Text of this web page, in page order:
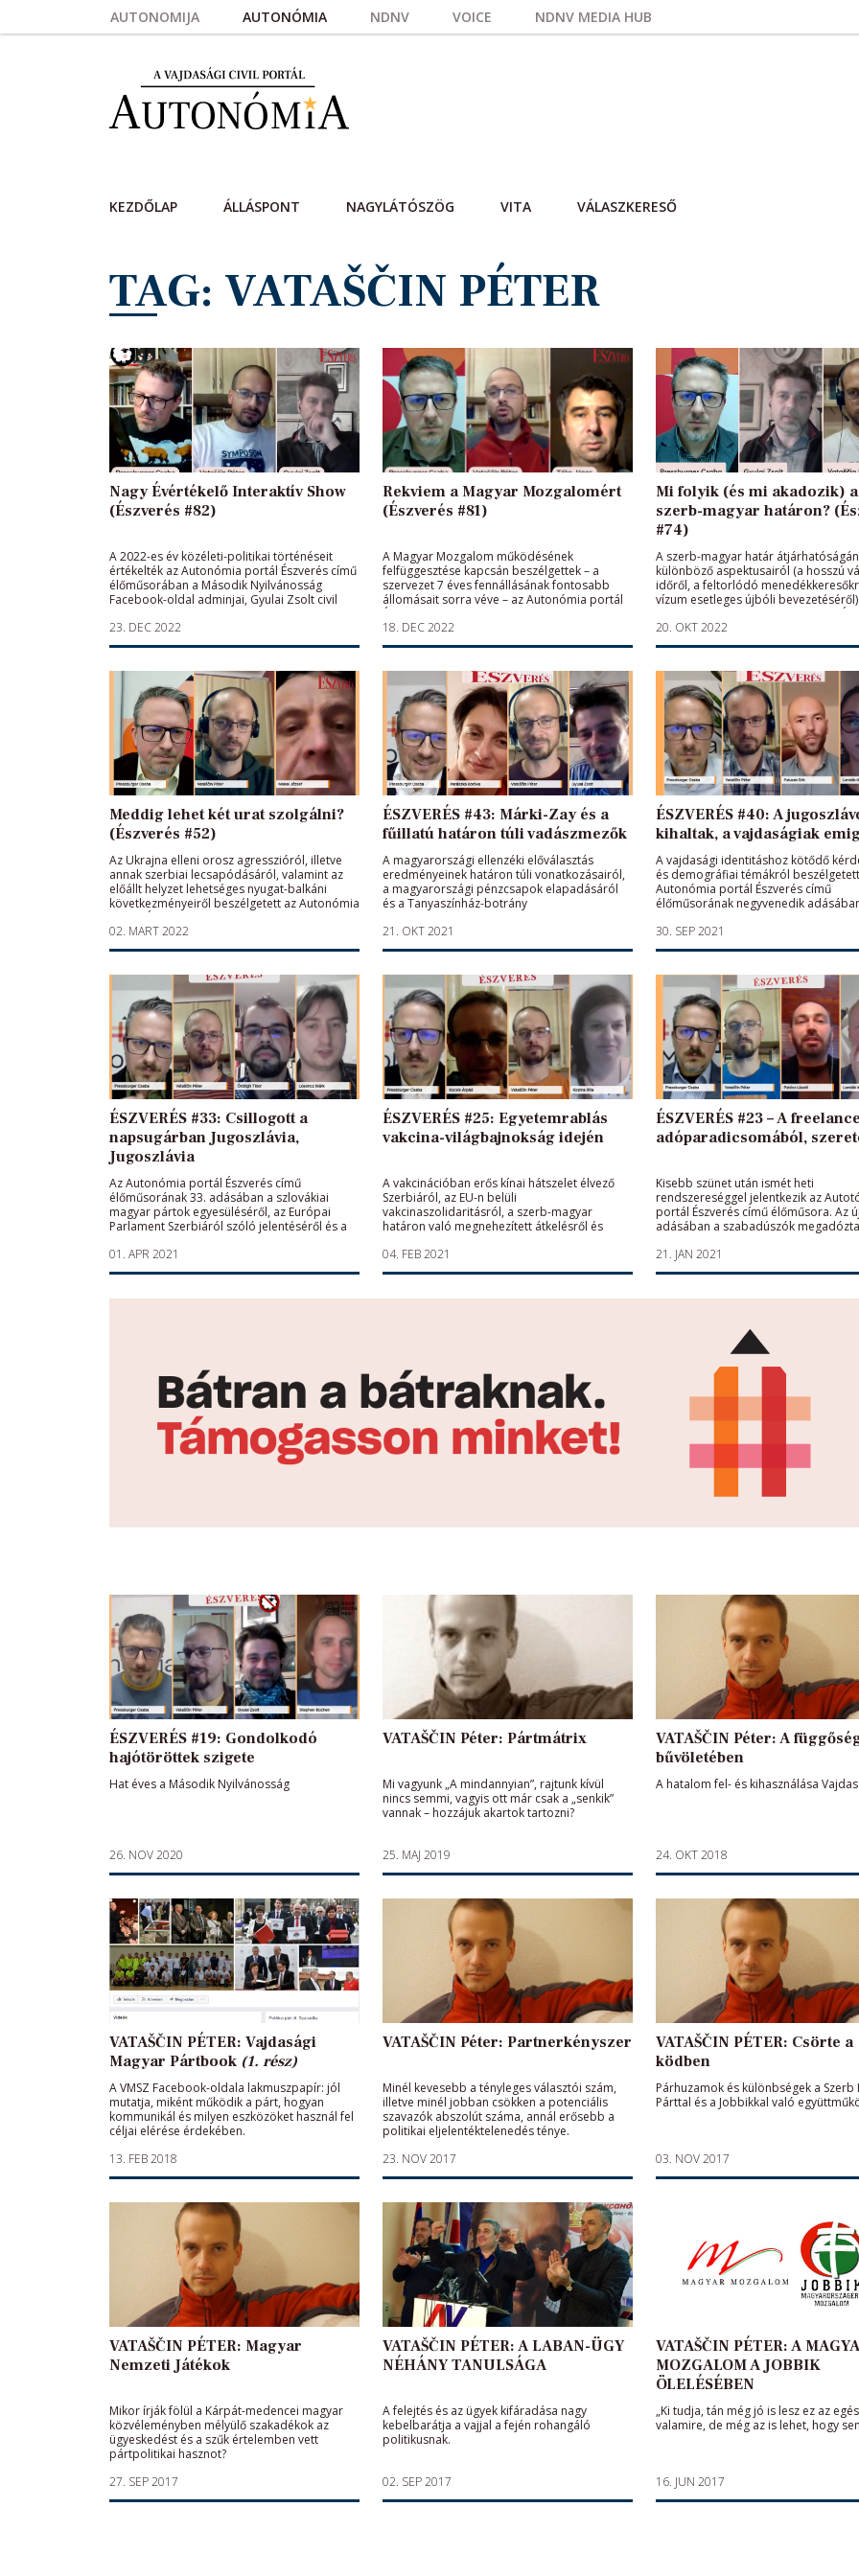
Skip to main contentAUTONOMIJA AUTONÓMIA NDNV VOICE NDNV MEDIA HUB
KEZDŐLAP ÁLLÁSPONT NAGYLÁTÓSZÖG VITA VÁLASZKERESŐ
TAG: VATAŠČIN PÉTER
Nagy Évértékelő Interaktív Show
(Észverés #82)
A 2022-es év közéleti-politikai történéseit
értékelték az Autonómia portál Észverés című
élőműsorában a Második Nyilvánosság
Facebook-oldal adminjai, Gyulai Zsolt civil
Pressburger Csaba, a műsor szerkesztő-
műsorvezetője.
23. DEC 2022
Rekviem a Magyar Mozgalomért
(Észverés #81)
A Magyar Mozgalom működésének
felfüggesztése kapcsán beszélgettek – a
szervezet 7 éves fennállásának fontosabb
állomásait sorra véve – az Autonómia portál
Észverés című élőműsorában Tőke János és
Vataščin Péter újságírók, valamint
Pressburger Csaba, a műsor szerkesztő-
18. DEC 2022
Mi folyik (és mi akadozik) a
szerb-magyar határon?
#74)
A szerb-magyar határ
különböző aspektusairól (a hosszú
időről, a feltorlódó
vízum esetleges újbóli bevezetéséről)
beszélgetett az Autonómia portál
című élőműsorának hetvennegyedik
adásában Gyulai Zsolt civil aktivista,
szerkesztő-műsorvezetője.
20. OKT 2022
Meddig lehet két urat szolgálni?
(Észverés #52)
Az Ukrajna elleni orosz agresszióról, illetve
annak szerbiai lecsapódásáról, valamint az
előállt helyzet lehetséges nyugat-balkáni
következményeiről beszélgetett az Autonómia
portál Észverés című élőműsorának
ötvenkettedik adásában az Ukrajnából
jelentkező Makai József haditudósító, a 168
Pressburger Csaba, az Észverés szerkesztő-
műsorvezetője.
02. MART 2022
ÉSZVERÉS #43: Márki-Zay és a
fűillatú határon túli vadászmezők
A magyarországi ellenzéki előválasztás
eredményeinek határon túli vonatkozásairól,
a magyarországi pénzcsapok elapadásáról
és a Tanyaszínház-botrány
Autonómia portál Észverés című
élőműsorának negyvenharmadik adásában
újságírókkal, valamint Gyulai Zsolt civil
aktivistával Pressburger Csaba szerkesztő-
műsorvezető.
21. OKT 2021
ÉSZVERÉS #40: A
kihaltak, a vajdaságiak
A vajdasági identitáshoz kötődő
és demográfiai témákról
Autonómia portál Észverés című
élőműsorának negyvenedik
egyetemi docens, Vataščin Péter
Palusek Erik szociológus, valamint
30. SEP 2021
ÉSZVERÉS #33: Csillogott a
napsugárban Jugoszlávia,
Jugoszlávia
Az Autonómia portál Észverés című
élőműsorának 33. adásában a szlovákiai
magyar pártok egyesüléséről, az Európai
Parlament Szerbiáról szóló jelentéséről és a
Péter újságíró, Ördögh Tibor politológus,
Losoncz Márk filozófus és Pressburger Csaba
01. APR 2021
ÉSZVERÉS #25: Egyetemrablás
vakcina-világbajnokság idején
A vakcinációban erős kínai hátszelet élvező
Szerbiáról, az EU-n belüli
vakcinaszolidaritásról, a szerb-magyar
határon való megnehezített átkelésről és
modellváltásáról beszélgetett az Autonómia
portál Észverés című élőműsorában Kocsis
újságíró, Vataščin Péter újságíró és a
04. FEB 2021
ÉSZVERÉS #23 – A
adóparadicsomából,
Kisebb szünet után ismét heti
rendszereséggel jelentkezik az
portál Észverés című élőműsora. Az
adásában a szabadúszók
közösségi médiának a
játszott szerepéről beszélgetett
rendkívüli tanárral, Patócs László
műsorvezető, Pressburger Csaba.
21. JAN 2021
ÉSZVERÉS #19: Gondolkodó
hajótöröttek szigete
Hat éves a Második Nyilvánosság
26. NOV 2020
VATAŠČIN Péter: Pártmátrix
Mi vagyunk „A mindannyian”, rajtunk kívül
nincs semmi, vagyis ott már csak a „senkik”
vannak – hozzájuk akartok tartozni?
25. MAJ 2019
VATAŠČIN Péter: A
bűvöletében
A hatalom fel- és kihasználása
24. OKT 2018
VATAŠČIN PÉTER: Vajdasági
Magyar Pártbook (1. rész)
A VMSZ Facebook-oldala lakmuszpapír: jól
mutatja, miként működik a párt, hogyan
kommunikál és milyen eszközöket használ fel
céljai elérése érdekében.
13. FEB 2018
VATAŠČIN Péter: Partnerkényszer
Minél kevesebb a tényleges választói szám,
illetve minél jobban csökken a potenciális
szavazók abszolút száma, annál erősebb a
politikai eljelentéktelenedés ténye.
23. NOV 2017
VATAŠČIN PÉTER: Csörte a
ködben
Párhuzamok és különbségek a Szerb
Párttal és a Jobbikkal való
03. NOV 2017
VATAŠČIN PÉTER: Magyar
Nemzeti Játékok
Mikor írják fölül a Kárpát-medencei magyar
közvéleményben mélyülő szakadékok az
ügyeskedést és a szűk értelemben vett
pártpolitikai hasznot?
27. SEP 2017
VATAŠČIN PÉTER: A LABAN-ÜGY
NÉHÁNY TANULSÁGA
A felejtés és az ügyek kifáradása nagy
kebelbarátja a vajjal a fején rohangáló
politikusnak.
02. SEP 2017
VATAŠČIN PÉTER: A
MOZGALOM A JOBBIK
ÖLELÉSÉBEN
„Ki tudja, tán még jó is lesz ez az
valamire, de még az is lehet, hogy
16. JUN 2017